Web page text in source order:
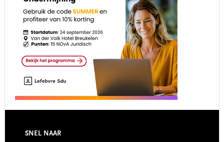
Footer
SNEL NAAR